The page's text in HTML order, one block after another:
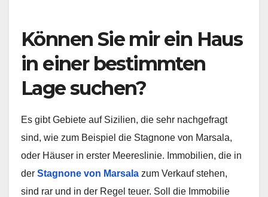
Können Sie mir ein Haus
in einer bestimmten
Lage suchen?
Es gibt Gebiete auf Sizilien, die sehr nachgefragt
sind, wie zum Beispiel die Stagnone von Marsala,
oder Häuser in erster Meereslinie. Immobilien, die in
der Stagnone von Marsala zum Verkauf stehen,
sind rar und in der Regel teuer. Soll die Immobilie